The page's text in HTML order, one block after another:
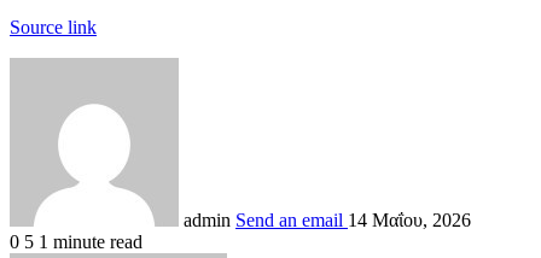
Source link
admin Send an email 14 Μαΐου, 2026
0 5 1 minute read